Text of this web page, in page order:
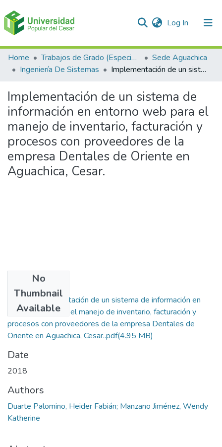
Log In (current)
Communities & Collections
All of DSpace
Statistics
Home Trabajos de Grado (Especializaciones y Pregrados)
Sede Aguachica
Ingeniería De Sistemas
Implementación de un sistema de información en entorno web para el manejo de inventario, facturación y procesos con proveedores de la empresa Dentales de Oriente en Aguachica, Cesar.
Implementación de un sistema de
información en entorno web para el
manejo de inventario, facturación y
procesos con proveedores de la
empresa Dentales de Oriente en
Aguachica, Cesar.
No
Thumbnail
Available
Tesis Implementación de un sistema de información en
entorno web para el manejo de inventario, facturación y
procesos con proveedores de la empresa Dentales de
Oriente en Aguachica, Cesar..pdf(4.95 MB)
Date
2018
Authors
Duarte Palomino, Heider Fabián; Manzano Jiménez, Wendy
Katherine